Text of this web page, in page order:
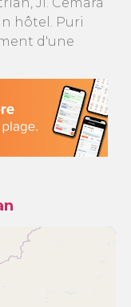
Jl. Cemara
hôtel. Puri
d'une